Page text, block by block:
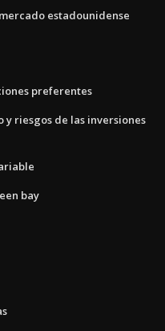
estadounidense
preferentes
riesgos de las inversiones
bay